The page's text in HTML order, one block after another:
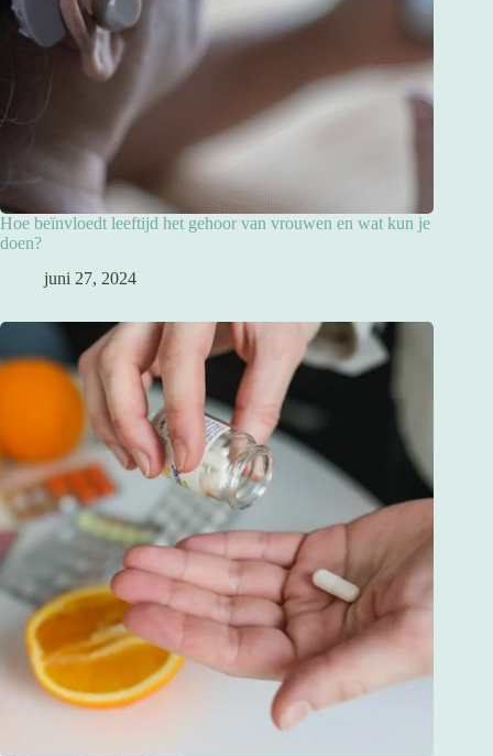
Hoe beïnvloedt leeftijd het gehoor van vrouwen en wat kun je
doen?
juni 27, 2024